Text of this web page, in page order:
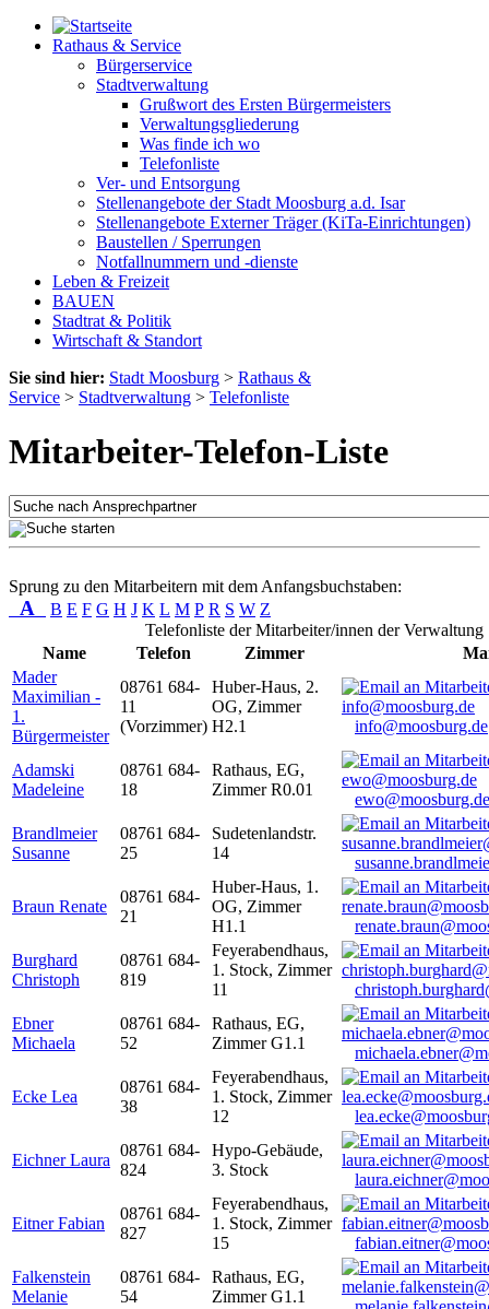
Rathaus & Service
Bürgerservice
Stadtverwaltung
Grußwort des Ersten Bürgermeisters
Verwaltungsgliederung
Was finde ich wo
Telefonliste
Ver- und Entsorgung
Stellenangebote der Stadt Moosburg a.d. Isar
Stellenangebote Externer Träger (KiTa-Einrichtungen)
Baustellen / Sperrungen
Notfallnummern und -dienste
Leben & Freizeit
BAUEN
Stadtrat & Politik
Wirtschaft & Standort
Sie sind hier: Stadt Moosburg > Rathaus &
Service > Stadtverwaltung > Telefonliste
Mitarbeiter-Telefon-Liste
Sprung zu den Mitarbeitern mit dem Anfangsbuchstaben:
A B E F G H J K L M P R S W Z
Telefonliste der Mitarbeiter/innen der Verwaltung
Name
Telefon Zimmer
Mader
Maximilian -
1.
Bürgermeister
08761 684-
11
(Vorzimmer)
Huber-Haus, 2.
OG, Zimmer
H2.1
info@moosburg.de
Adamski
Madeleine
08761 684-
18
Rathaus, EG,
Zimmer R0.01
ewo@moosburg.de
Brandlmeier
Susanne
08761 684-
25
Sudetenlandstr.
14
Braun Renate
08761 684-
21
Huber-Haus, 1.
OG, Zimmer
H1.1
Burghard
Christoph
08761 684-
819
Feyerabendhaus,
1. Stock, Zimmer
11
Ebner
Michaela
08761 684-
52
Rathaus, EG,
Zimmer G1.1
Ecke Lea
08761 684-
38
Feyerabendhaus,
1. Stock, Zimmer
12
Eichner Laura
08761 684-
824
Hypo-Gebäude,
3. Stock
Eitner Fabian
08761 684-
827
Feyerabendhaus,
1. Stock, Zimmer
15
Falkenstein
Melanie
08761 684-
54
Rathaus, EG,
Zimmer G1.1